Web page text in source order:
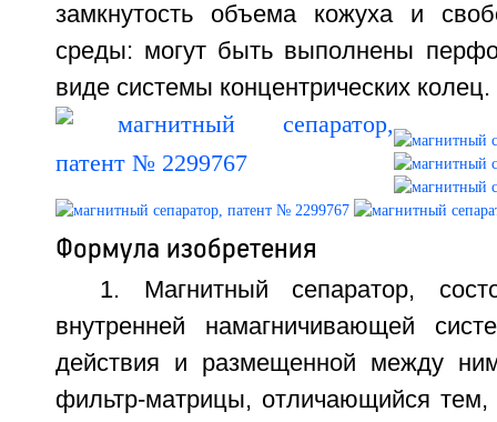
замкнутость объема кожуха и
среды: могут быть выполнены
виде системы концентрических
Формула изобретения
1. Магнитный сепаратор,
внутренней намагничивающей
действия и размещенной между
фильтр-матрицы, отличающийся тем,